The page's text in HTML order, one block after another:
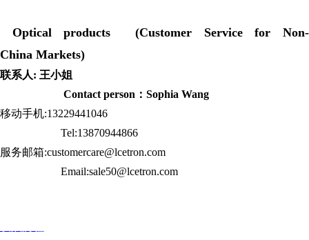
Optical products (Customer Service for Non-
China Markets)
联系人: 王小姐
Contact person：Sophia Wang
移动手机:13229441046
Tel:13870944866
服务邮箱:customercare@lcetron.com
Email:sale50@lcetron.com